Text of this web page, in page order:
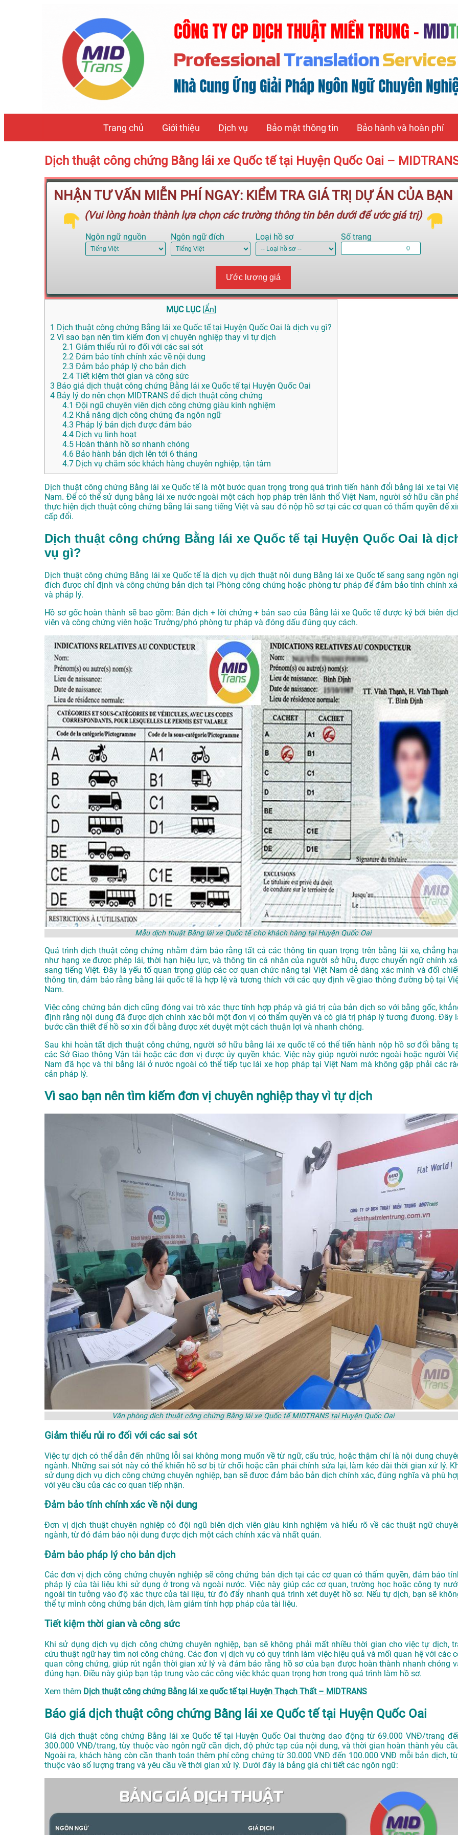
Trang chủ Giới thiệu Dịch vụ Bảo mật thông tin Bảo hành và hoàn phí
Dịch thuật công chứng Bằng lái xe Quốc tế tại Huyện Quốc Oai –
NHẬN TƯ VẤN MIỄN PHÍ NGAY: KIỂM TRA GIÁ TRỊ DỰ ÁN CỦA BẠN
(Vui lòng hoàn thành lựa chọn các trường thông tin bên dưới để ước giá trị)
Ngôn ngữ nguồn Ngôn ngữ đích Loại hồ sơ Số trang
Ước lượng giá
MỤC LỤC [Ẩn]
1 Dịch thuật công chứng Bằng lái xe Quốc tế tại Huyện Quốc Oai là dịch vụ gì?
2 Vì sao bạn nên tìm kiếm đơn vị chuyên nghiệp thay vì tự dịch
2.1 Giảm thiểu rủi ro đối với các sai sót
2.2 Đảm bảo tính chính xác về nội dung
2.3 Đảm bảo pháp lý cho bản dịch
2.4 Tiết kiệm thời gian và công sức
3 Báo giá dịch thuật công chứng Bằng lái xe Quốc tế tại Huyện Quốc Oai
4 Bảy lý do nên chọn MIDTRANS để dịch thuật công chứng
4.1 Đội ngũ chuyên viên dịch công chứng giàu kinh nghiệm
4.2 Khả năng dịch công chứng đa ngôn ngữ
4.3 Pháp lý bản dịch được đảm bảo
4.4 Dịch vụ linh hoạt
4.5 Hoàn thành hồ sơ nhanh chóng
4.6 Bảo hành bản dịch lên tới 6 tháng
4.7 Dịch vụ chăm sóc khách hàng chuyên nghiệp, tận tâm
Dịch thuật công chứng Bằng lái xe Quốc tế là một bước quan trọng trong quá trình tiến hành đổi bằng lái xe tại
Nam. Để có thể sử dụng bằng lái xe nước ngoài một cách hợp pháp trên lãnh thổ Việt Nam, người sở hữu cần
thực hiện dịch thuật công chứng bằng lái sang tiếng Việt và sau đó nộp hồ sơ tại các cơ quan có thẩm quyền để
cấp đổi.
Dịch thuật công chứng Bằng lái xe Quốc tế tại Huyện Quốc Oai là
vụ gì?
Dịch thuật công chứng Bằng lái xe Quốc tế là dịch vụ dịch thuật nội dung Bằng lái xe Quốc tế sang sang ngôn
đích được chỉ định và công chứng bản dịch tại Phòng công chứng hoặc phòng tư pháp để đảm bảo tính chính
và pháp lý.
Hồ sơ gốc hoàn thành sẽ bao gồm: Bản dịch + lời chứng + bản sao của Bằng lái xe Quốc tế được ký bởi biên
viên và công chứng viên hoặc Trưởng/phó phòng tư pháp và đóng dấu đúng quy cách.
Mẫu dịch thuật Bằng lái xe Quốc tế cho khách hàng tại Huyện Quốc Oai
Quá trình dịch thuật công chứng nhằm đảm bảo rằng tất cả các thông tin quan trọng trên bằng lái xe, chẳng
như hạng xe được phép lái, thời hạn hiệu lực, và thông tin cá nhân của người sở hữu, được chuyển ngữ chính
sang tiếng Việt. Đây là yếu tố quan trọng giúp các cơ quan chức năng tại Việt Nam dễ dàng xác minh và đối
thông tin, đảm bảo rằng bằng lái quốc tế là hợp lệ và tương thích với các quy định về giao thông đường bộ tại
Nam.
Việc công chứng bản dịch cũng đóng vai trò xác thực tính hợp pháp và giá trị của bản dịch so với bằng gốc,
định rằng nội dung đã được dịch chính xác bởi một đơn vị có thẩm quyền và có giá trị pháp lý tương đương. Đây
bước cần thiết để hồ sơ xin đổi bằng được xét duyệt một cách thuận lợi và nhanh chóng.
Sau khi hoàn tất dịch thuật công chứng, người sở hữu bằng lái xe quốc tế có thể tiến hành nộp hồ sơ đổi bằng
các Sở Giao thông Vận tải hoặc các đơn vị được ủy quyền khác. Việc này giúp người nước ngoài hoặc người
Nam đã học và thi bằng lái ở nước ngoài có thể tiếp tục lái xe hợp pháp tại Việt Nam mà không gặp phải các
cản pháp lý.
Vì sao bạn nên tìm kiếm đơn vị chuyên nghiệp thay vì tự dịch
Văn phòng dịch thuật công chứng Bằng lái xe Quốc tế MIDTRANS tại Huyện Quốc Oai
Giảm thiểu rủi ro đối với các sai sót
Việc tự dịch có thể dẫn đến những lỗi sai không mong muốn về từ ngữ, cấu trúc, hoặc thậm chí là nội dung
ngành. Những sai sót này có thể khiến hồ sơ bị từ chối hoặc cần phải chỉnh sửa lại, làm kéo dài thời gian xử lý.
sử dụng dịch vụ dịch công chứng chuyên nghiệp, bạn sẽ được đảm bảo bản dịch chính xác, đúng nghĩa và phù
với yêu cầu của các cơ quan tiếp nhận.
Đảm bảo tính chính xác về nội dung
Đơn vị dịch thuật chuyên nghiệp có đội ngũ biên dịch viên giàu kinh nghiệm và hiểu rõ về các thuật ngữ
ngành, từ đó đảm bảo nội dung được dịch một cách chính xác và nhất quán.
Đảm bảo pháp lý cho bản dịch
Các đơn vị dịch công chứng chuyên nghiệp sẽ công chứng bản dịch tại các cơ quan có thẩm quyền, đảm bảo
pháp lý của tài liệu khi sử dụng ở trong và ngoài nước. Việc này giúp các cơ quan, trường học hoặc công ty
ngoài tin tưởng vào độ xác thực của tài liệu, từ đó đẩy nhanh quá trình xét duyệt hồ sơ. Nếu tự dịch, bạn sẽ
thể tự mình công chứng bản dịch, làm giảm tính hợp pháp của tài liệu.
Tiết kiệm thời gian và công sức
Khi sử dụng dịch vụ dịch công chứng chuyên nghiệp, bạn sẽ không phải mất nhiều thời gian cho việc tự dịch,
cứu thuật ngữ hay tìm nơi công chứng. Các đơn vị dịch vụ có quy trình làm việc hiệu quả và mối quan hệ với các
quan công chứng, giúp rút ngắn thời gian xử lý và đảm bảo rằng hồ sơ của bạn được hoàn thành nhanh chóng
đúng hạn. Điều này giúp bạn tập trung vào các công việc khác quan trọng hơn trong quá trình làm hồ sơ.
Xem thêm Dịch thuật công chứng Bằng lái xe quốc tế tại Huyện Thạch Thất – MIDTRANS
Báo giá dịch thuật công chứng Bằng lái xe Quốc tế tại Huyện Quốc Oai
Giá dịch thuật công chứng Bằng lái xe Quốc tế tại Huyện Quốc Oai thường dao động từ 69.000 VNĐ/trang
300.000 VNĐ/trang, tùy thuộc vào ngôn ngữ cần dịch, độ phức tạp của nội dung, và thời gian hoàn thành yêu
Ngoài ra, khách hàng còn cần thanh toán thêm phí công chứng từ 30.000 VNĐ đến 100.000 VNĐ mỗi bản dịch,
thuộc vào số lượng trang và yêu cầu về thời gian xử lý. Dưới đây là bảng giá chi tiết các ngôn ngữ: